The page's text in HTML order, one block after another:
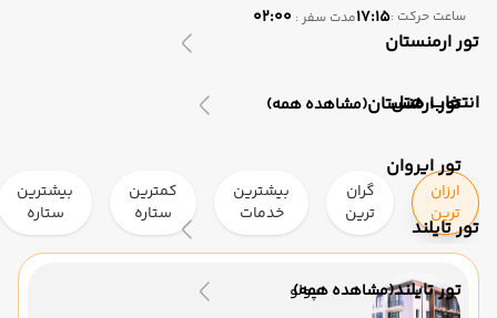
تور ارمنستان
تور ارمنستان(مشاهده همه)
تور ایروان
تور تایلند
تور تایلند(مشاهده همه)
ساعت حرکت :17:15مدت سفر : 02:00
انتخاب هتل
ارزان
ترین
گران
ترین
بیشترین
خدمات
کمترین
ستاره
بیشترین
ستاره
پولو